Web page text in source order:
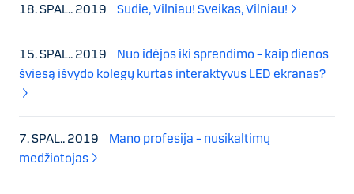
18. SPAL.. 2019 Sudie, Vilniau! Sveikas, Vilniau!
15. SPAL.. 2019
Nuo idėjos iki sprendimo – kaip dienos
šviesą išvydo kolegų kurtas interaktyvus LED ekranas?
7. SPAL.. 2019
Mano profesija – nusikaltimų
medžiotojas